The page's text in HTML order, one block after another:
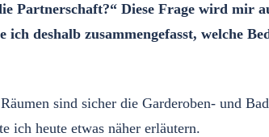
Partnerschaft?“ Diese Frage wird mir
deshalb zusammengefasst, welche
sind sicher die Garderoben- und
ich heute etwas näher erläutern.